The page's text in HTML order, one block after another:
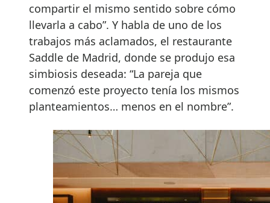
compartir el mismo sentido sobre cómo
llevarla a cabo”. Y habla de uno de los
trabajos más aclamados, el restaurante
Saddle de Madrid, donde se produjo esa
simbiosis deseada: “La pareja que
comenzó este proyecto tenía los mismos
planteamientos… menos en el nombre”.